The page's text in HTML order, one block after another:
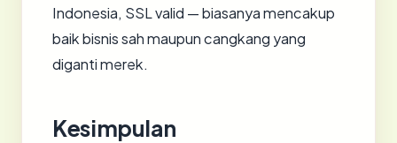
Indonesia, SSL valid — biasanya mencakup
baik bisnis sah maupun cangkang yang
diganti merek.
Kesimpulan